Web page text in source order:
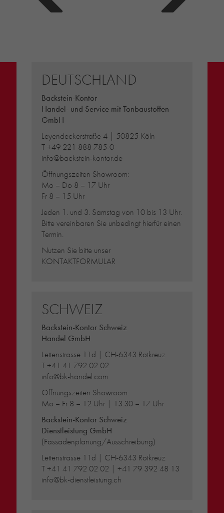
DEUTSCHLAND
Backstein-Kontor
Handel- und Service mit Tonbaustoffen
GmbH
Leyendeckerstraße 4 | 50825 Köln
T+49 221 888 785-0
info@backstein-kontor.de
Öffnungszeiten Showroom:
Mo – Do 8 – 17 Uhr
Fr 8 – 15 Uhr
Jeden 1. und 3. Samstag von 10 bis 13 Uhr.
Bitte vereinbaren Sie unbedingt hierfür einen
Termin.
Nutzen Sie bitte unser
KONTAKTFORMULAR
SCHWEIZ
Backstein-Kontor Schweiz
Handel GmbH
Lettenstrasse 11d | CH-6343 Rotkreuz
T+41 41 792 02 02
info@bk-handel.com
Öffnungszeiten Showroom:
Mo – Fr 8 – 12 Uhr | 13.30 – 17 Uhr
Backstein-Kontor Schweiz
Dienstleistung GmbH
(Fassadenplanung/Ausschreibung)
Lettenstrasse 11d | CH-6343 Rotkreuz
T+41 41 792 02 02 |+41 79 392 48 13
info@bk-dienstleistung.ch